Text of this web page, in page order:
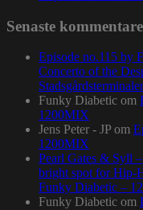
Senaste
Episode no.115 by
Concerto of the
Funky Diabetic om
1200MIX
Jens Peter - JP om
1200MIX
Pearl Gates & Syll
bright spot for Hip-
Funky Diabetic –
Funky Diabetic om